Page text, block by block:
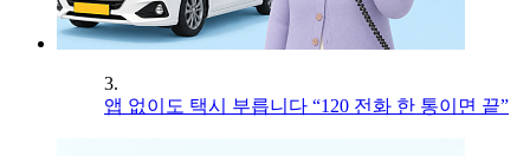
3.
앱 없이도 택시 부릅니다 “120 전화 한 통이면 끝”